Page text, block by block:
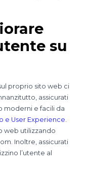
su
proprio sito web ci
assicurati
moderni e facili da
e User Experience.
web utilizzando
Inoltre, assicurati
l’utente al